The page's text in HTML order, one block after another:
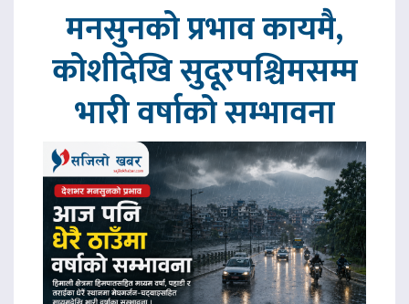
मनसुनको प्रभाव कायमै,
कोशीदेखि सुदूरपश्चिमसम्म
भारी वर्षाको सम्भावना